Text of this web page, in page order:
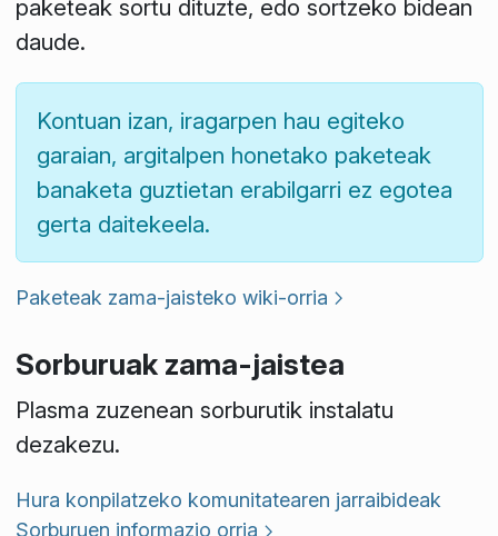
paketeak sortu dituzte, edo sortzeko bidean
daude.
Kontuan izan, iragarpen hau egiteko
garaian, argitalpen honetako paketeak
banaketa guztietan erabilgarri ez egotea
gerta daitekeela.
Paketeak zama-jaisteko wiki-orria
Sorburuak zama-jaistea
Plasma zuzenean sorburutik instalatu
dezakezu.
Hura konpilatzeko komunitatearen jarraibideak
Sorburuen informazio orria